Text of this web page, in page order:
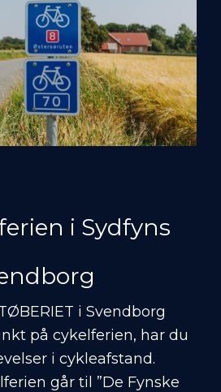
i Sydfyns
i Svendborg
på cykelferien, har du
i cykleafstand.
går til ”De Fynske